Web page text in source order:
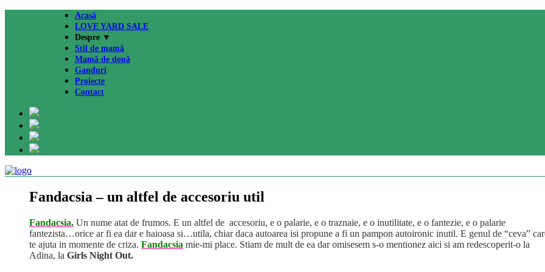
Acasă
LOVE YARD SALE
Despre ▼
Stil de mamă
Mamă de două
Ganduri
Proiecte
Contact
Fandacsia – un altfel de accesoriu util
Fandacsia. Un nume atat de frumos. E un altfel de accesoriu, e o palarie, e o traznaie, e o inutilitate, e o fantezie, e o palarie
fantezista…orice ar fi ea dar e haioasa si…utila, chiar daca autoarea isi propune a fi un pampon autoironic inutil. E genul de “ceva”
te ajuta in momente de criza. Fandacsia mie-mi place. Stiam de mult de ea dar omisesem s-o mentionez aici si am redescoperit-o la
Adina, la Girls Night Out.